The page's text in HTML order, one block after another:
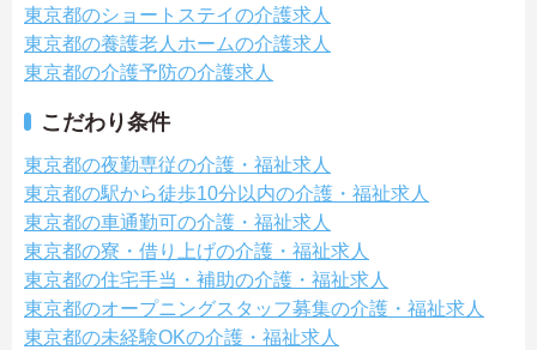
東京都のショートステイの介護求人
東京都の養護老人ホームの介護求人
東京都の介護予防の介護求人
こだわり条件
東京都の夜勤専従の介護・福祉求人
東京都の駅から徒歩10分以内の介護・福祉求人
東京都の車通勤可の介護・福祉求人
東京都の寮・借り上げの介護・福祉求人
東京都の住宅手当・補助の介護・福祉求人
東京都のオープニングスタッフ募集の介護・福祉求人
東京都の未経験OKの介護・福祉求人